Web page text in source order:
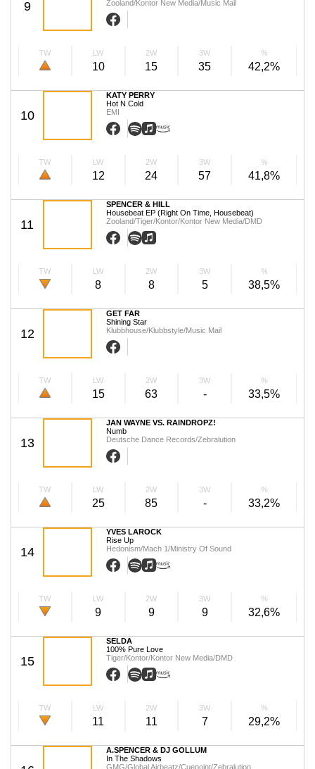
9
Zooland/Kontor New Media/Music Mail
TW LW
10
2W
15
3W
35
%
42,2%
10
KATY PERRY
Hot N Cold
EMI
TW LW
12
2W
24
3W
57
%
41,8%
11
SPENCER & HILL
Housebeat EP (Right On Time, Housebeat)
Zooland/Tiger/Kontor/Kontor New Media/DMD
TW LW
8
2W
8
3W
5
%
38,5%
12
GET FAR
Shining Star
Klubbhouse/Klubbstyle/Music Mail
TW LW
15
2W
63
3W
-
%
33,5%
13
JAN WAYNE VS. RAINDROPZ!
Numb
Deutsche Dance Records/Zebralution
TW LW
25
2W
85
3W
-
%
33,2%
14
YVES LAROCK
Rise Up
Hedonism/Mach 1/Ministry Of Sound
TW LW
9
2W
9
3W
9
%
32,6%
15
SELDA
100% Pure Love
Tiger/Kontor/Kontor New Media/DMD
TW LW
11
2W
11
3W
7
%
29,2%
A.SPENCER & DJ GOLLUM
In The Shadows
GMG/Global Airbeatz/Cuepoint/Zebralution